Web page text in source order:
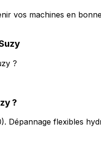
vos machines en
?
?
). Dépannage flexibles